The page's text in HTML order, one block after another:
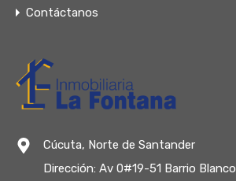
Contáctanos
Cúcuta, Norte de Santander
Dirección: Av 0#19-51 Barrio Blanco